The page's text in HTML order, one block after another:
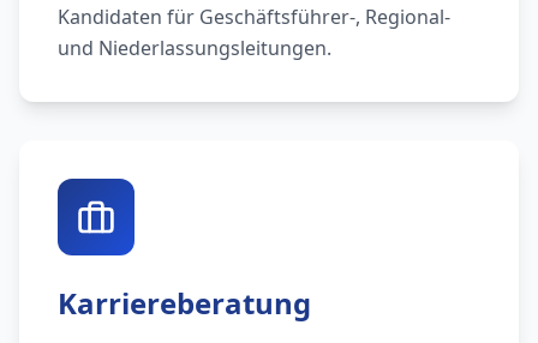
Kandidaten für Geschäftsführer-, Regional-
und Niederlassungsleitungen.
Karriereberatung